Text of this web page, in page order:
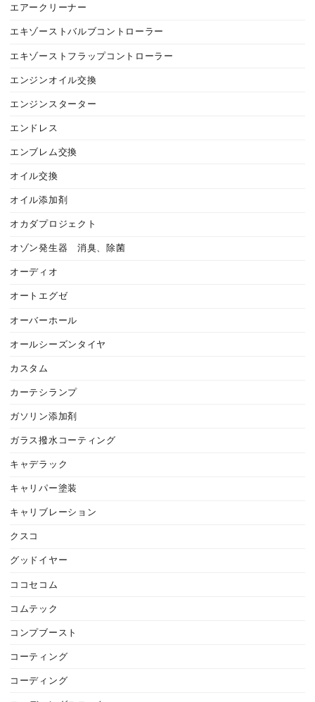
エアークリーナー
エキゾーストバルブコントローラー
エキゾーストフラップコントローラー
エンジンオイル交換
エンジンスターター
エンドレス
エンブレム交換
オイル交換
オイル添加剤
オカダプロジェクト
オゾン発生器 消臭、除菌
オーディオ
オートエグゼ
オーバーホール
オールシーズンタイヤ
カスタム
カーテシランプ
ガソリン添加剤
ガラス撥水コーティング
キャデラック
キャリパー塗装
キャリブレーション
クスコ
グッドイヤー
ココセコム
コムテック
コンプブースト
コーティング
コーディング